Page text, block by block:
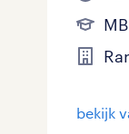
bekijk